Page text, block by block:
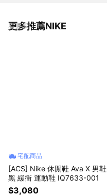
更多推薦NIKE
看更多
宅配商品
[ACS] Nike 休閒鞋 Ava X 男鞋
黑 緩衝 運動鞋 IQ7633-001
$3,080